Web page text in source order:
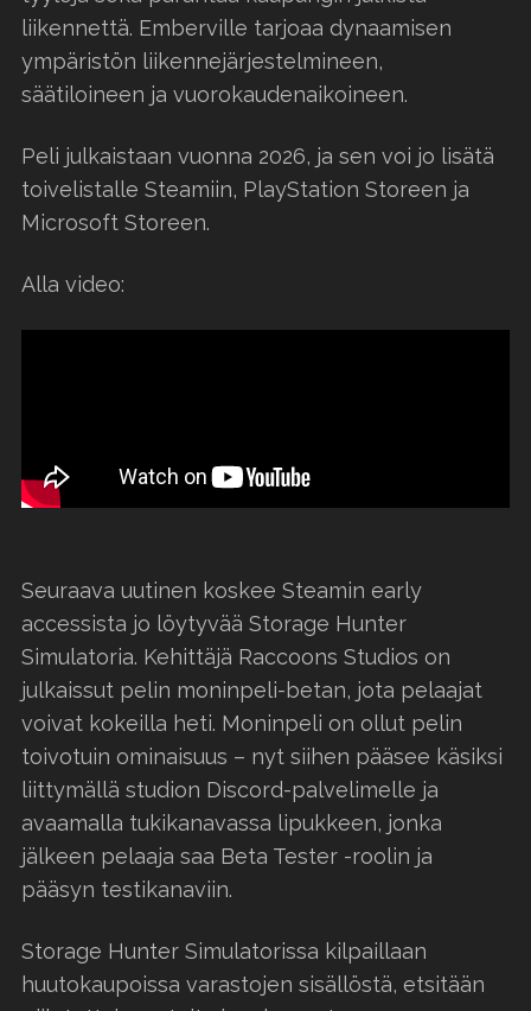
liikennettä. Emberville tarjoaa dynaamisen
ympäristön liikennejärjestelmineen,
säätiloineen ja vuorokaudenaikoineen.
Peli julkaistaan vuonna 2026, ja sen voi jo lisätä
toivelistalle Steamiin, PlayStation Storeen ja
Microsoft Storeen.
Alla video:
Seuraava uutinen koskee Steamin early
accessista jo löytyvää Storage Hunter
Simulatoria. Kehittäjä Raccoons Studios on
julkaissut pelin moninpeli-betan, jota pelaajat
voivat kokeilla heti. Moninpeli on ollut pelin
toivotuin ominaisuus – nyt siihen pääsee käsiksi
liittymällä studion Discord-palvelimelle ja
avaamalla tukikanavassa lipukkeen, jonka
jälkeen pelaaja saa Beta Tester -roolin ja
pääsyn testikanaviin.
Storage Hunter Simulatorissa kilpaillaan
huutokaupoissa varastojen sisällöstä, etsitään